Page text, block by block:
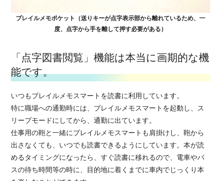
ブレイルメモポケット（送りキーが点字表示部から離れているため、一
度、点字から手を離して押す必要がある）
「点字図書閲覧」機能は本当に画期的な機
能です。
いつもブレイルメモスマートを読書に利用しています。
特に職場への通勤時には、ブレイルメモスマートを起動し、ス
リープモードにしてから、通勤に出ています。
仕事用の鞄と一緒にブレイルメモスマートも肩掛けし、鞄から
出さなくても、いつでも読書できるようにしています。本が読
めるタイミングになったら、すぐ読書に移れるので、電車やバ
スの待ち時間等の時に、目的地に着くまでに車内でじっくり本